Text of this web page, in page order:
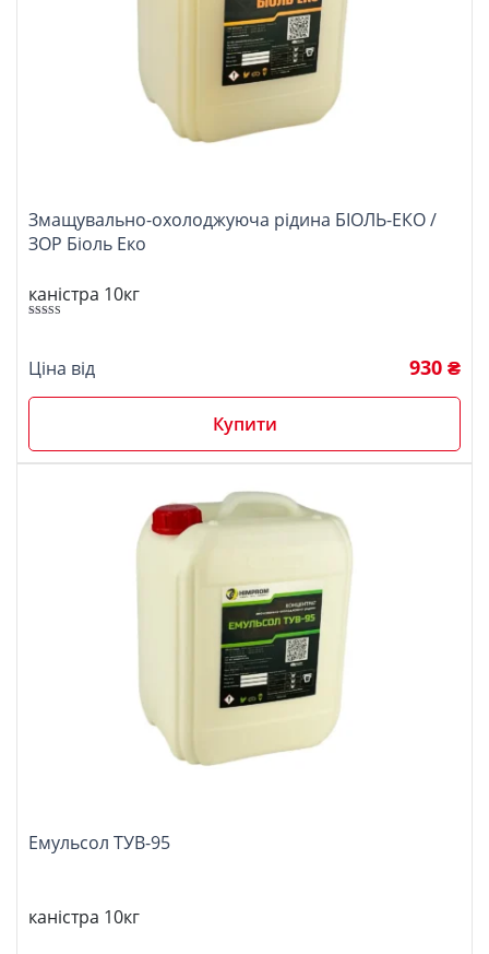
Змащувально-охолоджуюча рідина БІОЛЬ-ЕКО /
ЗОР Біоль Еко
каністра 10кг
Ціна від 930 ₴
Купити
Емульсол ТУВ-95
каністра 10кг